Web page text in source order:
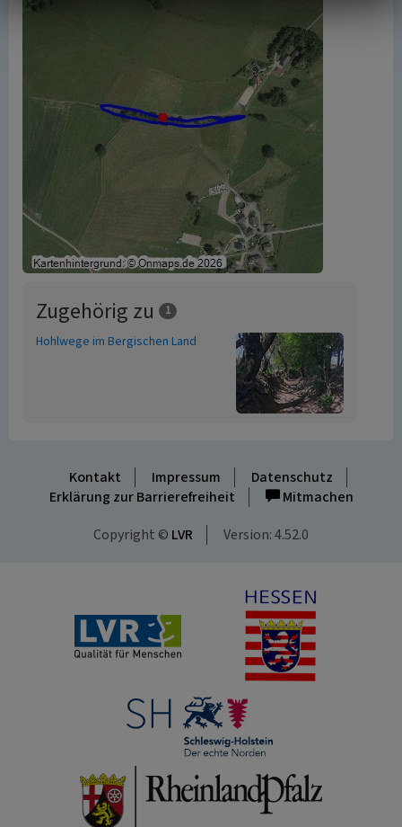
Zugehörig zu 1
Hohlwege im Bergischen Land
Kontakt Impressum
Datenschutz
Erklärung zur Barrierefreiheit
Mitmachen
Copyright © LVR Version: 4.52.0